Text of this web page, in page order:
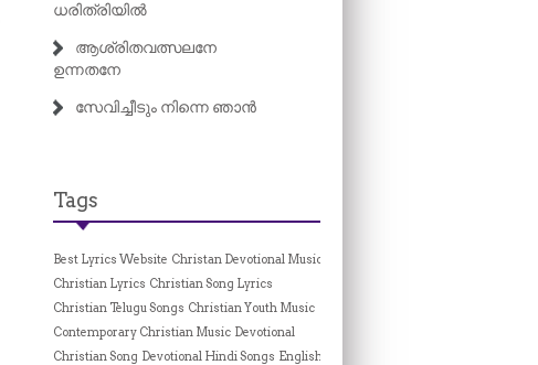
ധരിത്രിയിൽ
ആശ്രിതവത്സലനേ
ഉന്നതനേ
സേവിച്ചീടും നിന്നെ ഞാൻ
Tags
Best Lyrics Website Christan Devotional Music
Christian Lyrics Christian Song Lyrics
Christian Telugu Songs Christian Youth Music
Contemporary Christian Music Devotional
Christian Song Devotional Hindi Songs English